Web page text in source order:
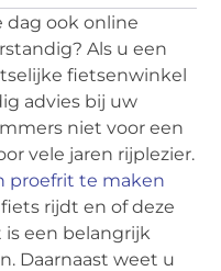
dag ook online
Als u een
fietsenwinkel
advies bij uw
niet voor een
vele jaren rijplezier.
proefrit te maken
rijdt en of deze
een belangrijk
Daarnaast weet u